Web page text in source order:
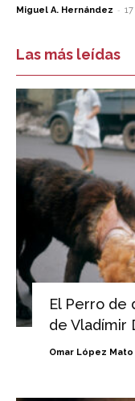
Miguel A. Hernández -
Las más leídas
El Perro de
de Vladímir
Omar López Mato